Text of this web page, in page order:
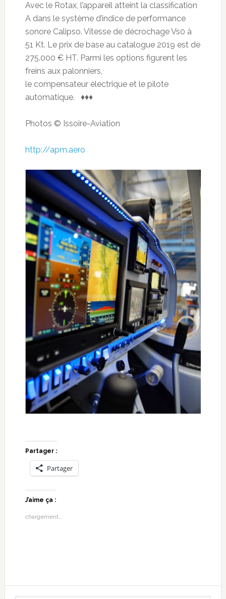
Avec le Rotax, l’appareil atteint la classification
A dans le système d’indice de performance
sonore Calipso. Vitesse de décrochage Vs0 à
51 Kt. Le prix de base au catalogue 2019 est de
275.000 € HT. Parmi les options figurent les
freins aux palonniers,
le compensateur électrique et le pilote
automatique. ♦♦♦
Photos © Issoire-Aviation
http://apm.aero
Partager :
Partager
J’aime ça :
chargement…